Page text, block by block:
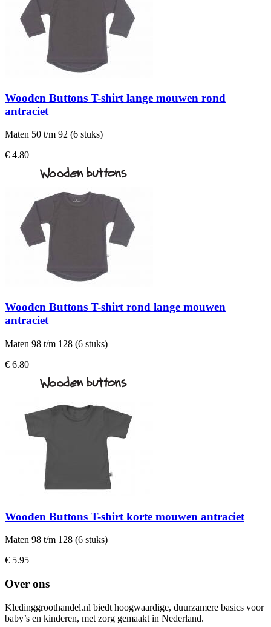
Wooden Buttons T-shirt lange mouwen rond
antraciet
Maten 50 t/m 92 (6 stuks)
€ 4.80
Wooden Buttons T-shirt rond lange mouwen
antraciet
Maten 98 t/m 128 (6 stuks)
€ 6.80
Wooden Buttons T-shirt korte mouwen antraciet
Maten 98 t/m 128 (6 stuks)
€ 5.95
Over ons
Kledinggroothandel.nl biedt hoogwaardige, duurzamere basics voor
baby’s en kinderen, met zorg gemaakt in Nederland.